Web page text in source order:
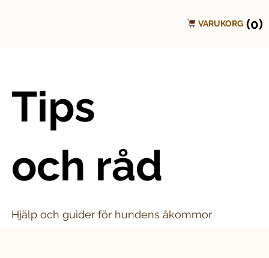
VARUKORG (0)
Tips
och råd
Hjälp och guider för hundens åkommor